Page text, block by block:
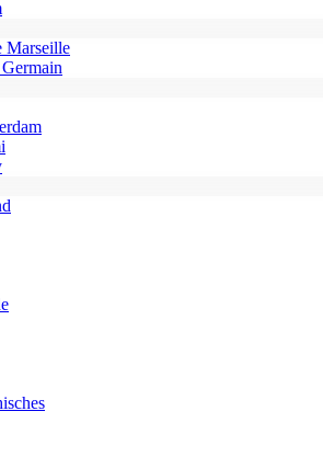
Marseille